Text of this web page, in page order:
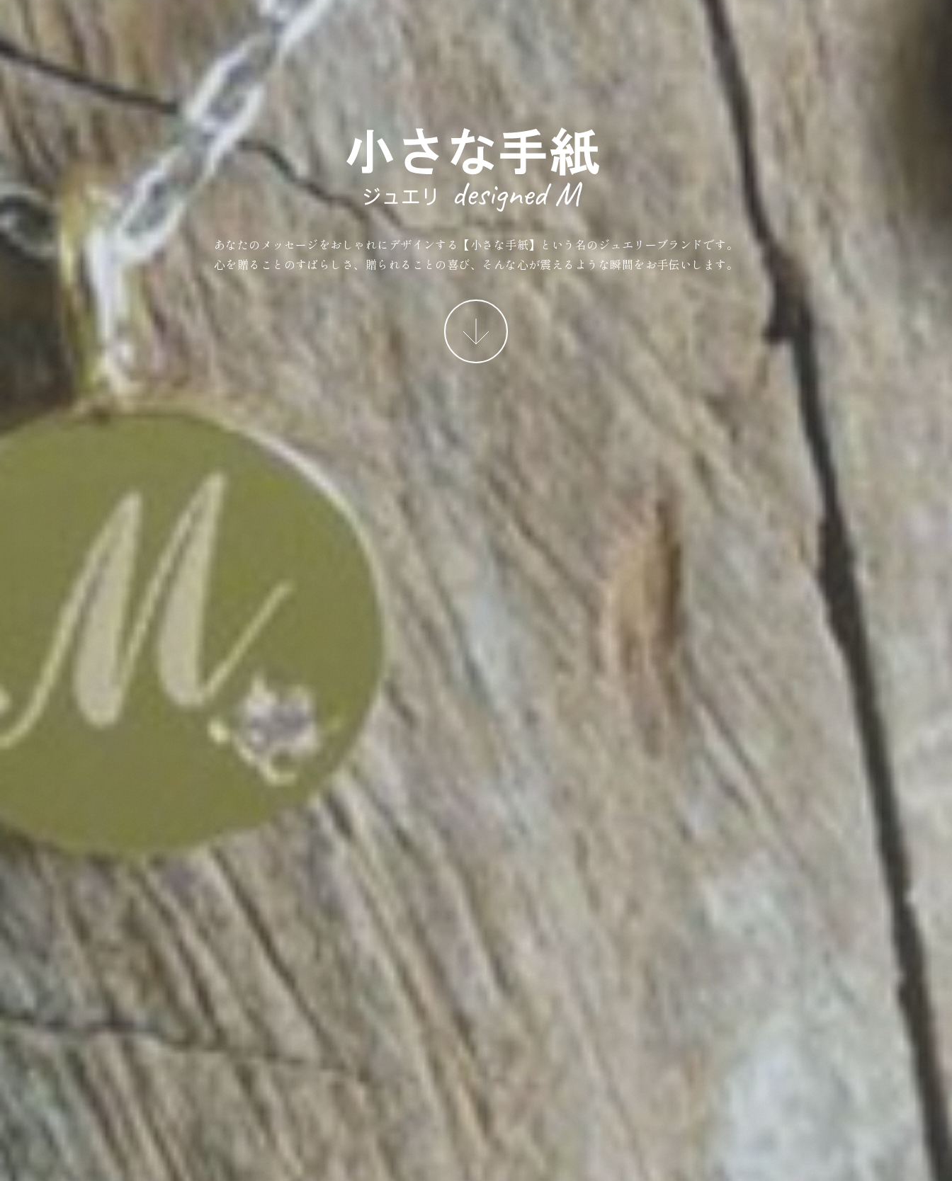
あなたのメッセージをおしゃれにデザインする【小さな手紙】という名のジュエリーブランドです。
心を贈ることのすばらしさ、贈られることの喜び、そんな心が震えるような瞬間をお手伝いします。
More